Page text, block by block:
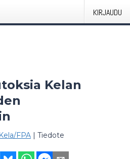
KIRJAUDU
Kelan
Kela/FPA | Tiedote